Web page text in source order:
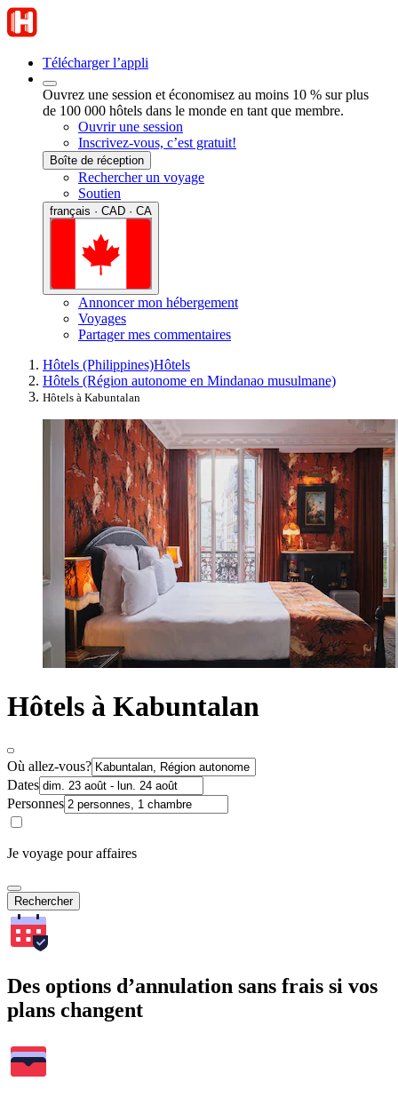
Télécharger l’appli
Ouvrez une session et économisez au moins 10 % sur plus
de 100 000 hôtels dans le monde en tant que membre.
Ouvrir une session
Inscrivez-vous, c’est gratuit!
Boîte de réception
Rechercher un voyage
Soutien
français · CAD · CA
Annoncer mon hébergement
Voyages
Partager mes commentaires
Hôtels (Philippines)Hôtels
Hôtels (Région autonome en Mindanao musulmane)
Hôtels à Kabuntalan
Hôtels à Kabuntalan
Où allez-vous?
Dates
Personnes
Je voyage pour affaires
Rechercher
Des options d’annulation sans frais si vos
plans changent